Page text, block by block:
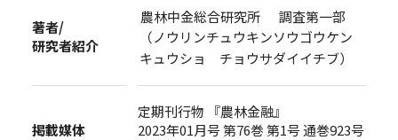
著者/
研究者紹介
農林中金総合研究所 調査第一部
（ノウリンチュウキンソウゴウケン
キュウショ チョウサダイイチブ）
掲載媒体
定期刊行物 『農林金融』
2023年01月号 第76巻 第1号 通巻923号